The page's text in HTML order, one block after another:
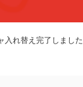
れ替え完了しました